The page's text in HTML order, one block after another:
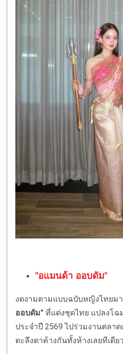
"อแมนด้า ออบดัม"
งดงามตามแบบฉบับหญิงไทยม
ออบดัม" ที่แต่งชุดไทย แปลงโฉ
ประจำปี 2569 ไปร่วมงานตลา
ตะลึงตาค้างกันทั้งห้างเลยทีเดียว